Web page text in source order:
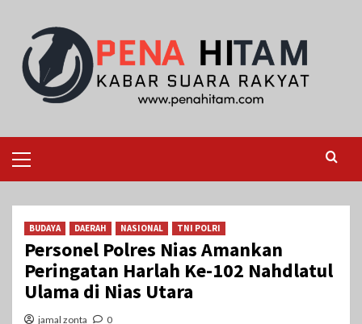
content
Menu
BUDAYA DAERAH NASIONAL TNI POLRI
Personel Polres Nias Amankan
Peringatan Harlah Ke-102 Nahdlatul
Ulama di Nias Utara
jamal zonta 0